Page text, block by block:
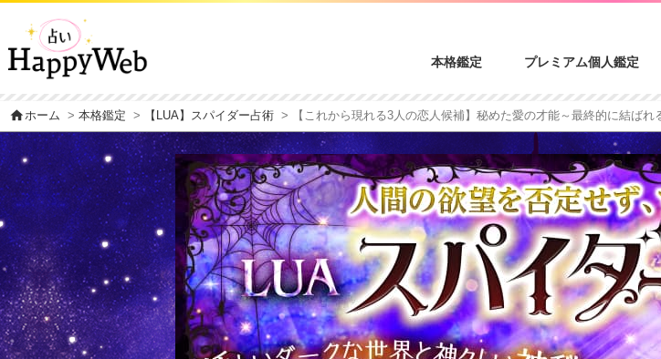
本格鑑定 プレミアム個人鑑定
homeホーム > 本格鑑定 > 【LUA】スパイダー占術 > 【これから現れる3人の恋人候補】秘めた愛の才能～最終的に結ばれ